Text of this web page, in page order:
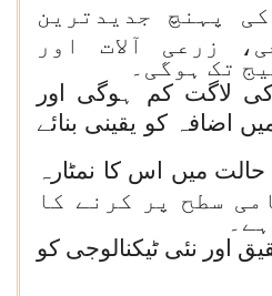
پہنچ جدیدترین
زرعی آلات اور
تک ہوگی۔
لاگت کم ہوگی اور
اضافہ کو یقینی بنائے
میں اس کا نمٹارہ
سطح پر کرنے کا
اور نئی ٹیکنالوجی کو